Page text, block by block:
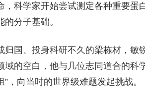
，科学家开始尝试测定各种重要蛋
分子基础。
归国、投身科研不久的梁栋材，敏
域的空白，他与几位志同道合的科
”，向当时的世界级难题发起挑战。